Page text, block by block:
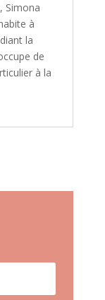
Simona
à
la
de
à la